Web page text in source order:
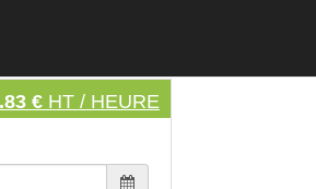
€ HT / HEURE